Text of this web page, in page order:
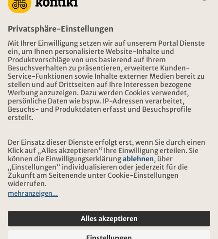
BERATUNG
NOTFALL AUF REISEN
ÖFFNUNGSZEITEN KONTIKI REISEN
DOWNLOAD UND LINKS
ADRESSE
ÜBER KONTIKI
UNSERE PARTNER
Reise-und Versicherungsbedingungen